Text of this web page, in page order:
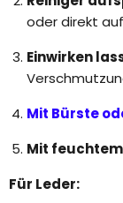
oder direkt
Einwirken
Mit Bürste
Mit
Für Leder: